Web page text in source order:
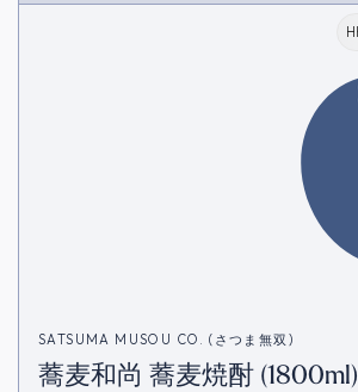
SATSUMA MUSOU CO. (さつま無双)
蕎麦和尚 蕎麦焼酎